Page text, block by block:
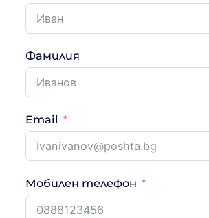
Фамилия
Email
Мобилен телефон